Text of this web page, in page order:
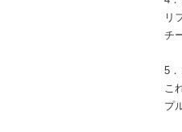
リ
チ
5
こ
プ